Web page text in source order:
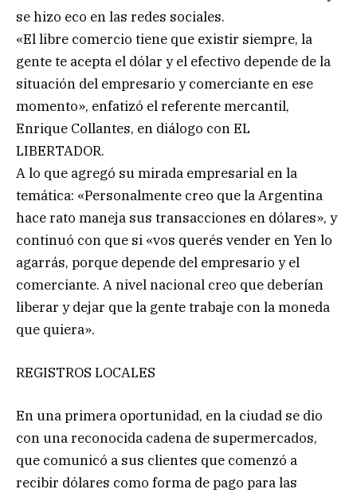
se hizo eco en las redes sociales.
«El libre comercio tiene que existir siempre, la
gente te acepta el dólar y el efectivo depende de la
situación del empresario y comerciante en ese
momento», enfatizó el referente mercantil,
Enrique Collantes, en diálogo con EL
LIBERTADOR.
A lo que agregó su mirada empresarial en la
temática: «Personalmente creo que la Argentina
hace rato maneja sus transacciones en dólares», y
continuó con que si «vos querés vender en Yen lo
agarrás, porque depende del empresario y el
comerciante. A nivel nacional creo que deberían
liberar y dejar que la gente trabaje con la moneda
que quiera».
REGISTROS LOCALES
En una primera oportunidad, en la ciudad se dio
con una reconocida cadena de supermercados,
que comunicó a sus clientes que comenzó a
recibir dólares como forma de pago para las